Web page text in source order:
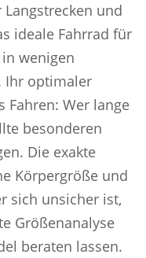
und
ideale Fahrrad für
wenigen
Ihr optimaler
Fahren: Wer lange
besonderen
Die exakte
Körpergröße und
sich unsicher ist,
Größenanalyse
beraten lassen.